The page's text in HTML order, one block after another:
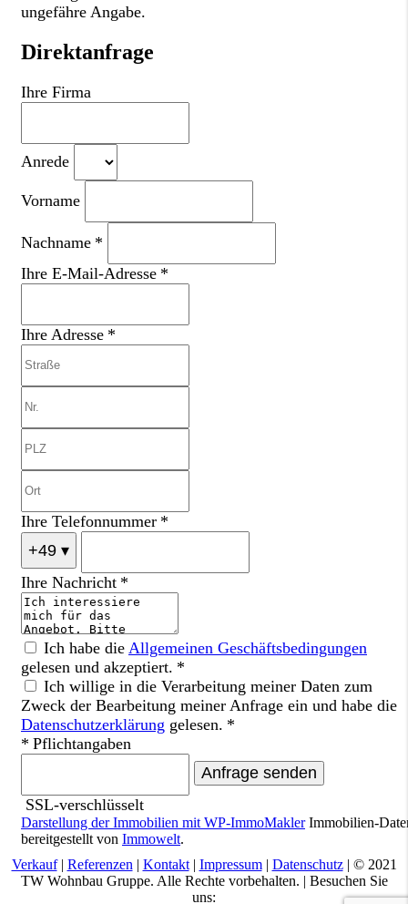
ungefähre Angabe.
Direktanfrage
Ihre Firma
Anrede
Vorname
Nachname *
Ihre E-Mail-Adresse *
Ihre Adresse *
Ihre Telefonnummer *
+49 ▾
Ihre Nachricht *
Ich habe die Allgemeinen Geschäftsbedingungen
gelesen und akzeptiert. *
Ich willige in die Verarbeitung meiner Daten zum
Zweck der Bearbeitung meiner Anfrage ein und habe die
Datenschutzerklärung gelesen. *
* Pflichtangaben
Anfrage senden
SSL-verschlüsselt
Darstellung der Immobilien mit WP-ImmoMaklerImmobilien-
bereitgestellt von Immowelt.
Verkauf| Referenzen | Kontakt| Impressum| Datenschutz| © 2021
TW Wohnbau Gruppe. Alle Rechte vorbehalten. | Besuchen Sie
uns: